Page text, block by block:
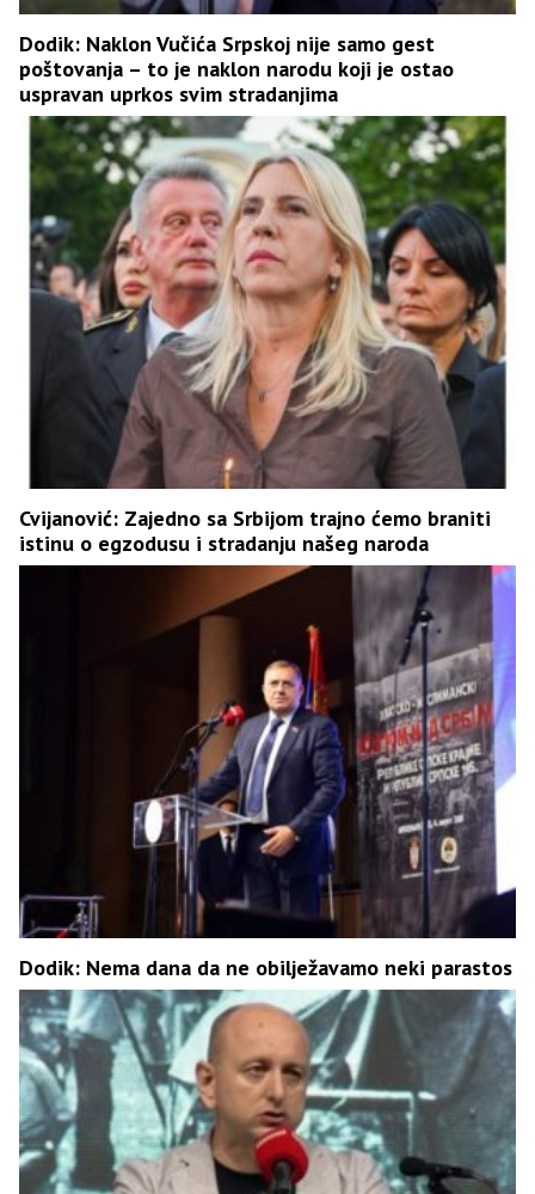
Dodik: Naklon Vučića Srpskoj nije samo gest
poštovanja – to je naklon narodu koji je ostao
uspravan uprkos svim stradanjima
Cvijanović: Zajedno sa Srbijom trajno ćemo braniti
istinu o egzodusu i stradanju našeg naroda
Dodik: Nema dana da ne obilježavamo neki parastos